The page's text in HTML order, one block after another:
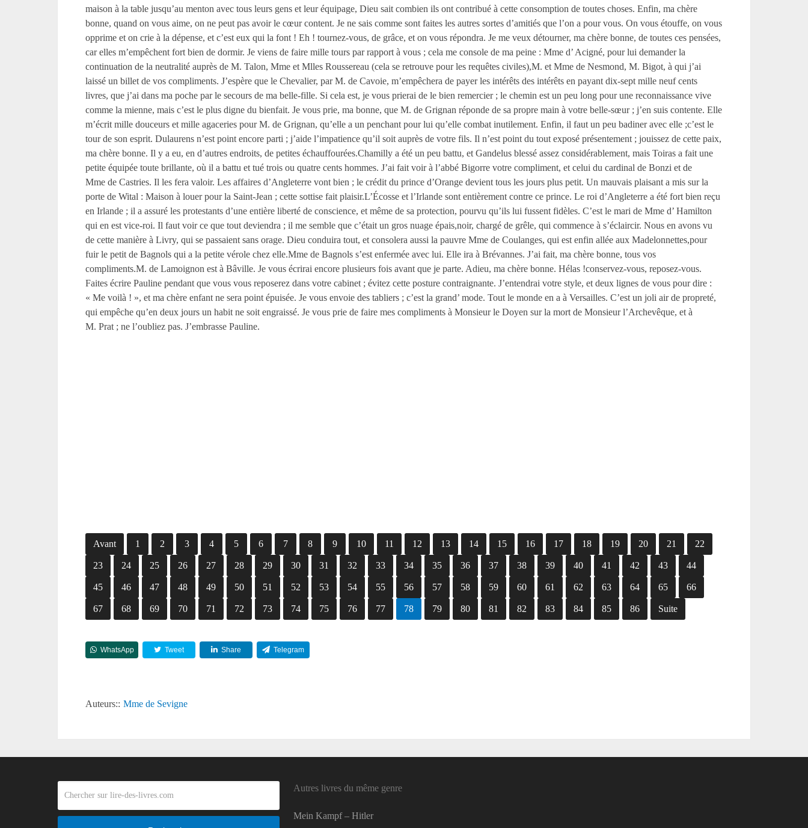
maison à la table jusqu’au menton avec tous leurs gens et leur équipage, Dieu sait combien ils ont contribué à cette consomption de toutes choses. Enfin, ma chère
bonne, quand on vous aime, on ne peut pas avoir le cœur content. Je ne sais comme sont faites les autres sortes d’amitiés que l’on a pour vous. On vous étouffe, on vous
opprime et on crie à la dépense, et c’est eux qui la font ! Eh ! tournez-vous, de grâce, et on vous répondra. Je me veux détourner, ma chère bonne, de toutes ces pensées,
car elles m’empêchent fort bien de dormir. Je viens de faire mille tours par rapport à vous ; cela me console de ma peine : Mme d’ Acigné, pour lui demander la
continuation de la neutralité auprès de M. Talon, Mme et Mlles Roussereau (cela se retrouve pour les requêtes civiles),M. et Mme de Nesmond, M. Bigot, à qui j’ai
laissé un billet de vos compliments. J’espère que le Chevalier, par M. de Cavoie, m’empêchera de payer les intérêts des intérêts en payant dix-sept mille neuf cents
livres, que j’ai dans ma poche par le secours de ma belle-fille. Si cela est, je vous prierai de le bien remercier ; le chemin est un peu long pour une reconnaissance vive
comme la mienne, mais c’est le plus digne du bienfait. Je vous prie, ma bonne, que M. de Grignan réponde de sa propre main à votre belle-sœur ; j’en suis contente. Elle
m’écrit mille douceurs et mille agaceries pour M. de Grignan, qu’elle a un penchant pour lui qu’elle combat inutilement. Enfin, il faut un peu badiner avec elle ;c’est le
tour de son esprit. Dulaurens n’est point encore parti ; j’aide l’impatience qu’il soit auprès de votre fils. Il n’est point du tout exposé présentement ; jouissez de cette paix,
ma chère bonne. Il y a eu, en d’autres endroits, de petites échauffourées.Chamilly a été un peu battu, et Gandelus blessé assez considérablement, mais Toiras a fait une
petite équipée toute brillante, où il a battu et tué trois ou quatre cents hommes. J’ai fait voir à l’abbé Bigorre votre compliment, et celui du cardinal de Bonzi et de
Mme de Castries. Il les fera valoir. Les affaires d’Angleterre vont bien ; le crédit du prince d’Orange devient tous les jours plus petit. Un mauvais plaisant a mis sur la
porte de Wital : Maison à louer pour la Saint-Jean ; cette sottise fait plaisir.L’Écosse et l’Irlande sont entièrement contre ce prince. Le roi d’Angleterre a été fort bien reçu
en Irlande ; il a assuré les protestants d’une entière liberté de conscience, et même de sa protection, pourvu qu’ils lui fussent fidèles. C’est le mari de Mme d’ Hamilton
qui en est vice-roi. Il faut voir ce que tout deviendra ; il me semble que c’était un gros nuage épais,noir, chargé de grêle, qui commence à s’éclaircir. Nous en avons vu
de cette manière à Livry, qui se passaient sans orage. Dieu conduira tout, et consolera aussi la pauvre Mme de Coulanges, qui est enfin allée aux Madelonnettes,pour
fuir le petit de Bagnols qui a la petite vérole chez elle.Mme de Bagnols s’est enfermée avec lui. Elle ira à Brévannes. J’ai fait, ma chère bonne, tous vos
compliments.M. de Lamoignon est à Bâville. Je vous écrirai encore plusieurs fois avant que je parte. Adieu, ma chère bonne. Hélas !conservez-vous, reposez-vous.
Faites écrire Pauline pendant que vous vous reposerez dans votre cabinet ; évitez cette posture contraignante. J’entendrai votre style, et deux lignes de vous pour dire :
« Me voilà ! », et ma chère enfant ne sera point épuisée. Je vous envoie des tabliers ; c’est la grand’ mode. Tout le monde en a à Versailles. C’est un joli air de propreté,
qui empêche qu’en deux jours un habit ne soit engraissé. Je vous prie de faire mes compliments à Monsieur le Doyen sur la mort de Monsieur l’Archevêque, et à
M. Prat ; ne l’oubliez pas. J’embrasse Pauline.
Avant 1 2 3 4 5 6 7 8 9 10 11 12 13 14 15 16 17 18 19 20 21 22
23 24 25 26 27 28 29 30 31 32 33 34 35 36 37 38 39 40 41 42 43 44
45 46 47 48 49 50 51 52 53 54 55 56 57 58 59 60 61 62 63 64 65 66
67 68 69 70 71 72 73 74 75 76 77 78 79 80 81 82 83 84 85 86 Suite
WhatsApp Tweet Share Telegram
Auteurs:: Mme de Sevigne
Autres livres du même genre
Mein Kampf – Hitler